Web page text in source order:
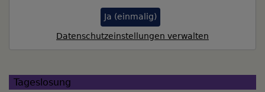
Ja (einmalig)
Datenschutzeinstellungen verwalten
Tageslosung